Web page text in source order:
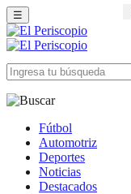
☰
Fútbol
Automotriz
Deportes
Noticias
Destacados